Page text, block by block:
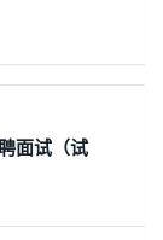
面试（试